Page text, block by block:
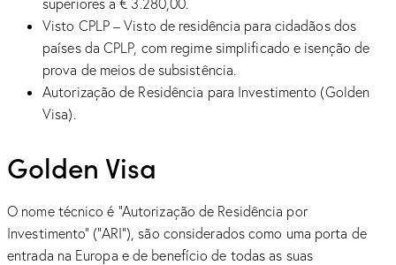
superiores a € 3.280,00.
Visto CPLP – Visto de residência para cidadãos dos
países da CPLP, com regime simplificado e isenção de
prova de meios de subsistência.
Autorização de Residência para Investimento (Golden
Visa).
Golden Visa
O nome técnico é “Autorização de Residência por
Investimento” (“ARI”), são considerados como uma porta de
entrada na Europa e de benefício de todas as suas